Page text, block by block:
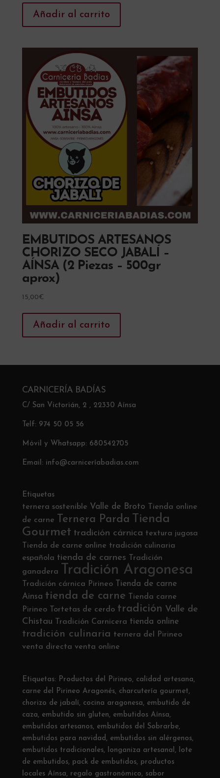
Añadir al carrito
EMBUTIDOS ARTESANOS
CHORIZO SECO JABALÍ –
AÍNSA (2 Piezas – 500gr
aprox)
15,00€
Añadir al carrito
CARNICERÍA BADÍAS
C/ San Victorián, 2 , 22330 Aínsa
Telf: 974 50 05 56
Móvil y Whatsapp: 680542705
Email: info@carniceríabadias.com
Etiquetas
ternera sostenible Valle de Broto
Tienda online
de carne
Ternera Parda Tienda
Gourmet tradición cárnica textura jugosa
Tienda de carne online tradición culinaria
española tienda de carnes
Tradición
ganadera
Tradición Aragonesa
Tradición cárnica Pirineo
Tienda de carne
Ainsa tienda de carne
Tienda carne
Pirineo Tortetas de cerdo tradición Valle de
Chistau
Tradición Carnicera tienda online
tradición culinaria ternera del Pirineo
venta directa venta online
Etiquetas: Productos del Pirineo, calidad artesana,
carne del Pirineo Aragonés, charcutería gourmet,
chorizo de jabalí, cocina aragonesa, embutido de
caza, embutido sin gluten, embutidos Aínsa,
embutidos artesanos, embutidos del Sobrarbe,
embutidos para navidad , embutidos sin alérgenos,
embutidos tradicionales, longaniza artesanal ,
lote
de embutidos, pack de embutidos, productos
locales Aínsa, regalo gastronómico, sabor